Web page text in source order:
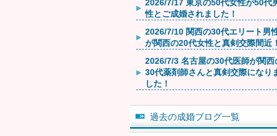
2026/7/17 東京の50代女性が50代
性とご成婚されました！
2026/7/10 関西の30代エリート男
が関西の20代女性と真剣交際間近！
2026/7/3 名古屋の30代医師が関西
30代薬剤師さんと真剣交際になり
した！
過去の成婚ブログ一覧